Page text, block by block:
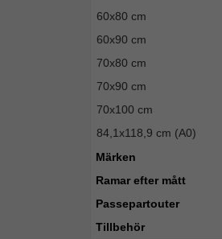
60x80 cm
60x90 cm
70x80 cm
70x90 cm
70x100 cm
84,1x118,9 cm (A0)
Märken
Ramar efter mått
Passepartouter
Tillbehör